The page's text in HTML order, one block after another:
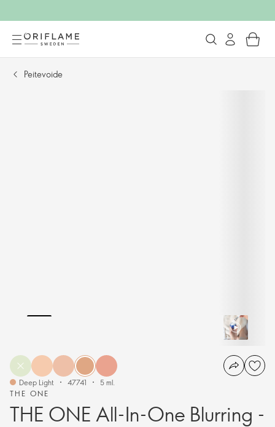
Peitevoide
THE ONE
THE ONE All-In-One Blurring -
Deep Light 47741 5 ml.